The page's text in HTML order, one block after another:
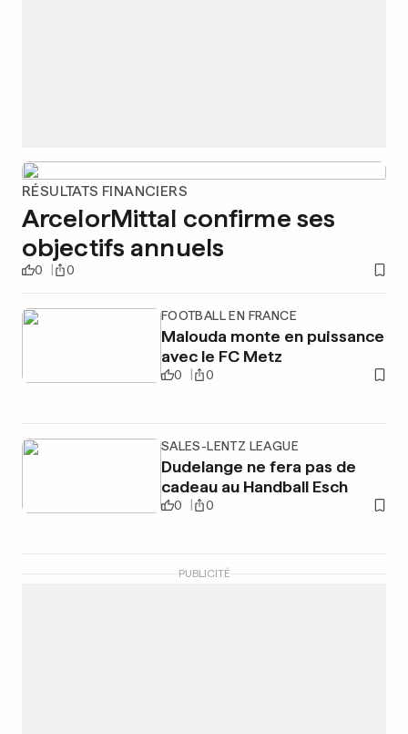
RÉSULTATS FINANCIERS
ArcelorMittal confirme ses
objectifs annuels
0 0
FOOTBALL EN FRANCE
Malouda monte en puissance
avec le FC Metz
0 0
SALES-LENTZ LEAGUE
Dudelange ne fera pas de
cadeau au Handball Esch
0 0
PUBLICITÉ